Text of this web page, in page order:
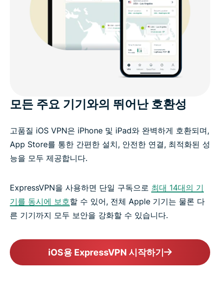
모든 주요 기기와의 뛰어난 호환성
고품질 iOS VPN은 iPhone 및 iPad와 완벽하게 호환되며,
App Store를 통한 간편한 설치, 안전한 연결, 최적화된 성
능을 모두 제공합니다.
ExpressVPN을 사용하면 단일 구독으로 최대 14대의 기
기를 동시에 보호할 수 있어, 전체 Apple 기기는 물론 다
른 기기까지 모두 보안을 강화할 수 있습니다.
iOS용 ExpressVPN 시작하기